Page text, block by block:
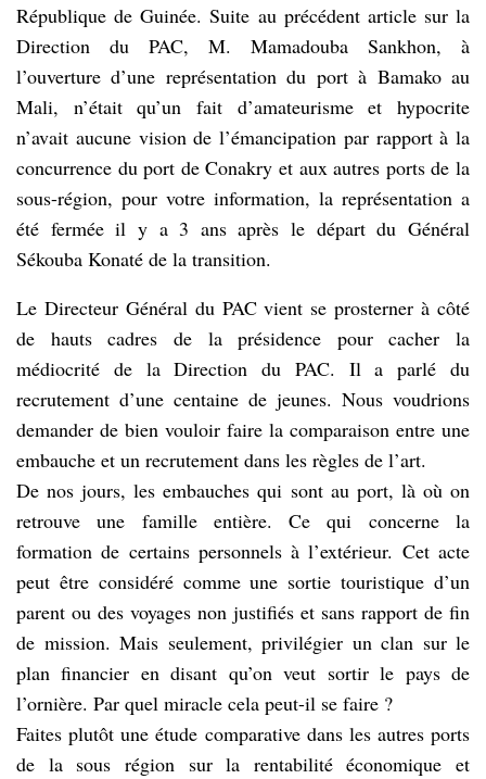
République de Guinée. Suite au précédent article sur la
Direction du PAC, M. Mamadouba Sankhon, à
l’ouverture d’une représentation du port à Bamako au
Mali, n’était qu’un fait d’amateurisme et hypocrite
n’avait aucune vision de l’émancipation par rapport à la
concurrence du port de Conakry et aux autres ports de la
sous-région, pour votre information, la représentation a
été fermée il y a 3 ans après le départ du Général
Sékouba Konaté de la transition.
Le Directeur Général du PAC vient se prosterner à côté
de hauts cadres de la présidence pour cacher la
médiocrité de la Direction du PAC. Il a parlé du
recrutement d’une centaine de jeunes. Nous voudrions
demander de bien vouloir faire la comparaison entre une
embauche et un recrutement dans les règles de l’art.
De nos jours, les embauches qui sont au port, là où on
retrouve une famille entière. Ce qui concerne la
formation de certains personnels à l’extérieur. Cet acte
peut être considéré comme une sortie touristique d’un
parent ou des voyages non justifiés et sans rapport de fin
de mission. Mais seulement, privilégier un clan sur le
plan financier en disant qu’on veut sortir le pays de
l’ornière. Par quel miracle cela peut-il se faire ?
Faites plutôt une étude comparative dans les autres ports
de la sous région sur la rentabilité économique et